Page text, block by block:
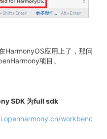
HarmonyOS应用上了，那问
项目。
SDK 为full sdk
workbenc